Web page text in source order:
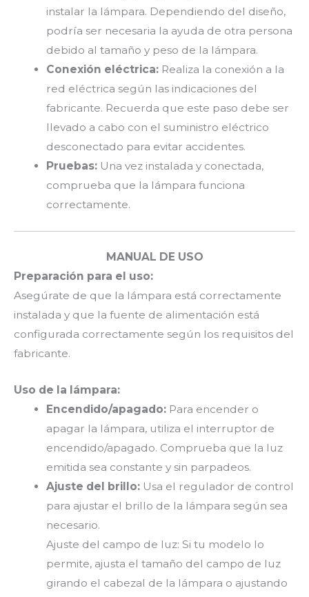
instalar la lámpara. Dependiendo del diseño,
podría ser necesaria la ayuda de otra persona
debido al tamaño y peso de la lámpara.
Conexión eléctrica:Realiza la conexión a la
red eléctrica según las indicaciones del
fabricante. Recuerda que este paso debe ser
llevado a cabo con el suministro eléctrico
desconectado para evitar accidentes.
Pruebas:Una vez instalada y conectada,
comprueba que la lámpara funciona
correctamente.
MANUAL DE USO
Preparación para el uso:
Asegúrate de que la lámpara está correctamente
instalada y que la fuente de alimentación está
configurada correctamente según los requisitos del
fabricante.
Uso de la lámpara:
Encendido/apagado:Para encender o
apagar la lámpara, utiliza el interruptor de
encendido/apagado. Comprueba que la luz
emitida sea constante y sin parpadeos.
Ajuste del brillo:Usa el regulador de control
para ajustar el brillo de la lámpara según sea
necesario.
Ajuste del campo de luz: Si tu modelo lo
permite, ajusta el tamaño del campo de luz
girando el cabezal de la lámpara o ajustando